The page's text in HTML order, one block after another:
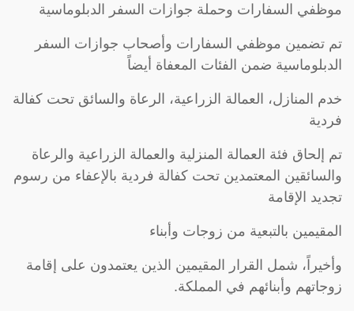
موظفي السفارات وحملة جوازات السفر الدبلوماسية
تم تضمين موظفي السفارات وأصحاب جوازات السفر
الدبلوماسية ضمن الفئات المعفاة أيضاً
خدم المنازل، العمالة الزراعية، الرعاة والسائق تحت كفالة
فردية
تم إلحاق فئة العمالة المنزلية والعمالة الزراعية والرعاة
والسائقين المعتمدين تحت كفالة فردية بالإعفاء من رسوم
تجديد الإقامة
المقيمين بالتبعية من زوجات وأبناء
وأخيراً، شمل القرار المقيمين الذين يعتمدون على إقامة
زوجاتهم وأبنائهم في المملكة.